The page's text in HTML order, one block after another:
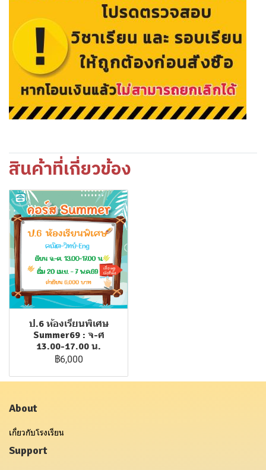
สินค้าที่เกี่ยวข้อง
ป.6 ห้องเรียนพิเศษ
Summer69 : จ-ศ
13.00-17.00 น.
฿6,000
About
เกี่ยวกับโรงเรียน
Support